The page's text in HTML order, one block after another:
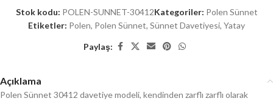
Stok kodu: POLEN-SUNNET-30412Kategoriler: Polen Sünnet
Etiketler: Polen, Polen Sünnet, Sünnet Davetiyesi, Yatay
Paylaş:
Açıklama
Polen Sünnet 30412 davetiye modeli, kendinden zarflı zarflı olarak